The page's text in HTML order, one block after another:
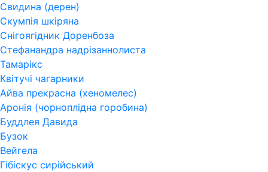
Свидина (дерен)
Скумпія шкіряна
Снігоягідник Доренбоза
Стефанандра надрізаннолиста
Тамарікс
Квітучі чагарники
Айва прекрасна (хеномелес)
Аронія (чорноплідна горобина)
Буддлея Давида
Бузок
Вейгела
Гібіскус сирійський